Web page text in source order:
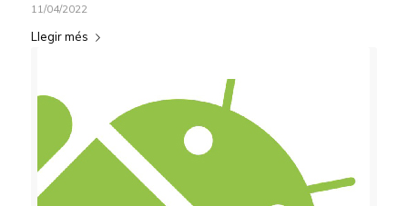
11/04/2022
Llegir més